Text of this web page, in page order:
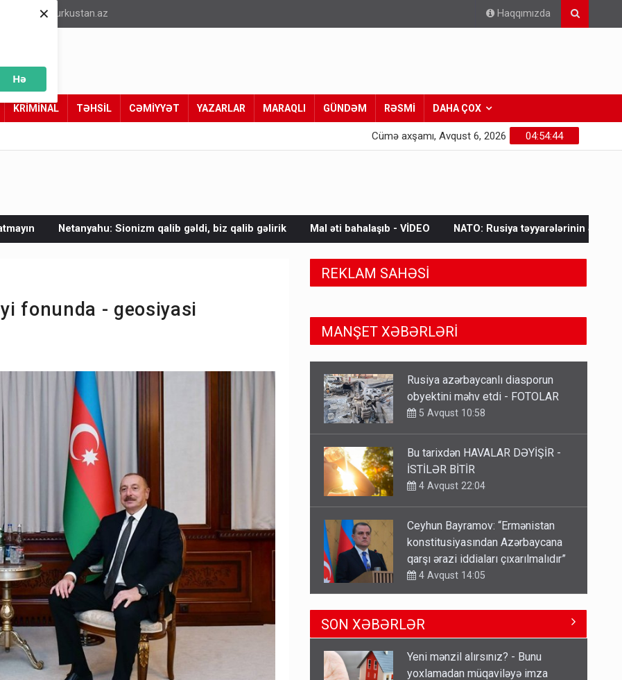
Hə
×
info@turkustan.az Haqqımızda
KRİMİNAL TƏHSİL CƏMİYYƏT YAZARLAR MARAQLI GÜNDƏM RƏSMİ DAHA ÇOX
04:54:45
Cümə axşamı, Avqust 6, 2026
Sionizm qalib gəldi, biz qalib gəlirik Mal əti bahalaşıb - VİDEO NATO: Rusiya təyyarələrinin ələ keçirilməsi bir ildə
fonunda - geosiyasi
REKLAM SAHƏSİ
MANŞET XƏBƏRLƏRİ
Bu tarixdən HAVALAR DƏYİŞİR -
İSTİLƏR BİTİR
4 Avqust 22:04
Ceyhun Bayramov: “Ermənistan
konstitusiyasından Azərbaycana
qarşı ərazi iddiaları çıxarılmalıdır”
TƏCİLİ! Fəlakət üçün TARİX
VERİLDİ - Bu bölgələr xəritədən
silinəcək
Ərdoğana sui-qəsd planının
iştirakçısı detalları açıqladı
5 Avqust 16:56
SON XƏBƏRLƏR
Yeni mənzil alırsınız? - Bunu